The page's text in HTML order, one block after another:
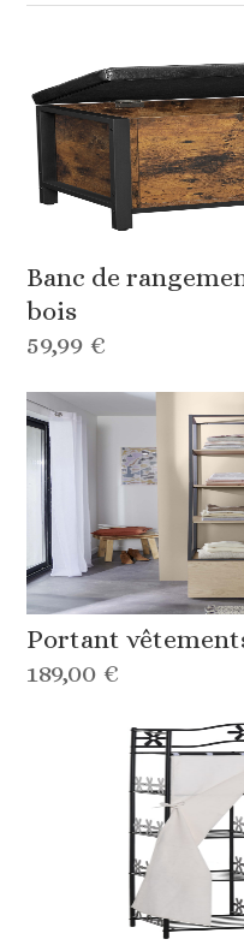
Banc de
bois
59,99 €
Portant
189,00 €